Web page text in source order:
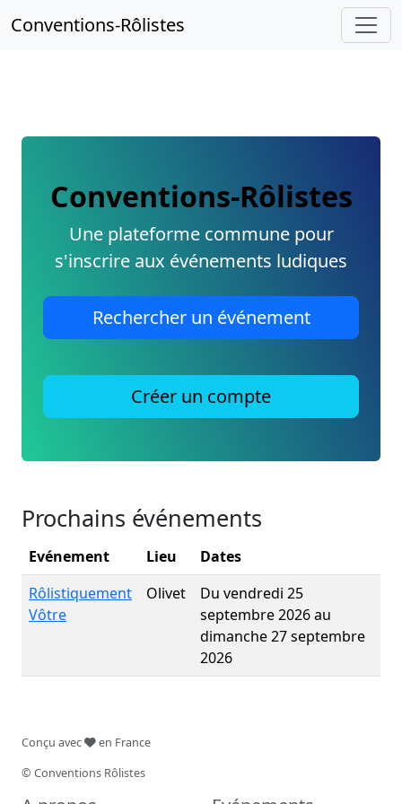
Conventions-Rôlistes
Conventions-Rôlistes
Une plateforme commune pour
s'inscrire aux événements ludiques
Rechercher un événement
Créer un compte
Prochains événements
Evénement Lieu
Dates
Rôlistiquement
Vôtre
Olivet
Du vendredi 25
septembre 2026 au
dimanche 27 septembre
2026
Conçu avec
en France
© Conventions Rôlistes